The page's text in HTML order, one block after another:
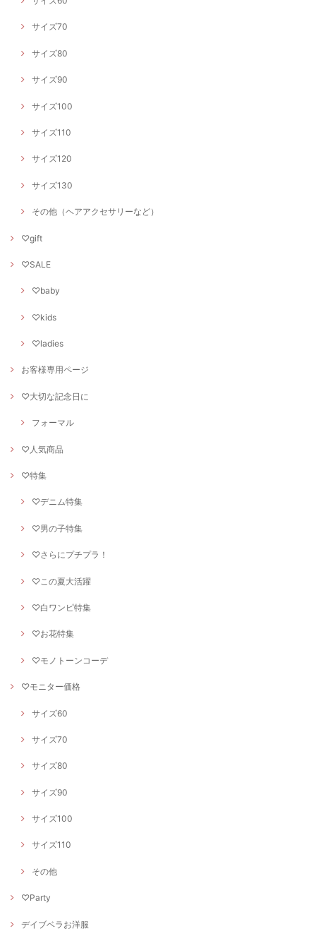
サイズ70
サイズ80
サイズ90
サイズ100
サイズ110
サイズ120
サイズ130
その他（ヘアアクセサリーなど）
♡gift
♡SALE
♡baby
♡kids
♡ladies
お客様専用ページ
♡大切な記念日に
フォーマル
♡人気商品
♡特集
♡デニム特集
♡男の子特集
♡さらにプチプラ！
♡この夏大活躍
♡白ワンピ特集
♡お花特集
♡モノトーンコーデ
♡モニター価格
サイズ60
サイズ70
サイズ80
サイズ90
サイズ100
サイズ110
その他
♡Party
デイブベラお洋服